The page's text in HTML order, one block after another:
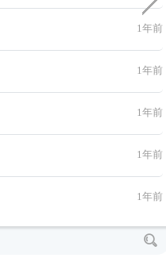
1年前
1年前
1年前
1年前
1年前